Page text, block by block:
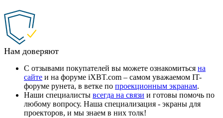
Нам доверяют
С отзывами покупателей вы можете ознакомиться на
сайте и на форуме iXBT.com – самом уважаемом IT-
форуме рунета, в ветке по проекционным экранам.
Наши специалисты всегда на связи и готовы помочь по
любому вопросу. Наша специализация - экраны для
проекторов, и мы знаем в них толк!